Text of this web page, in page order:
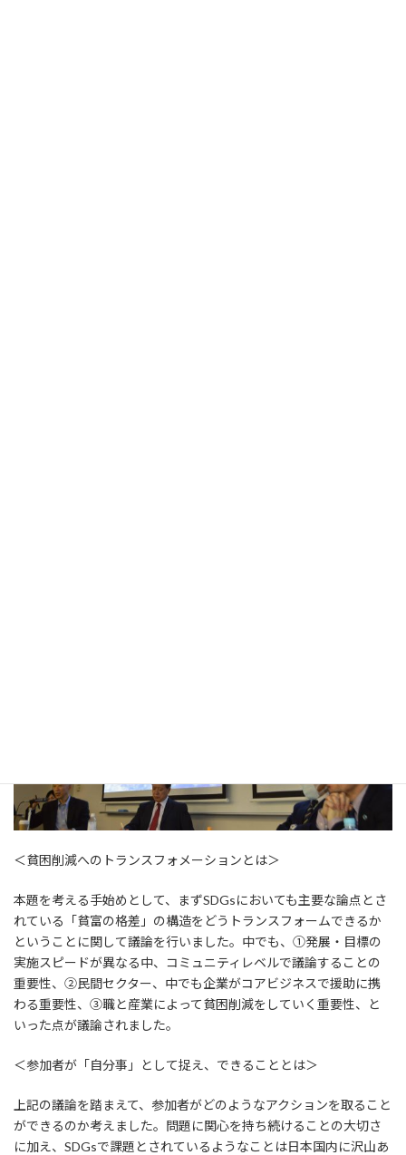
＜貧困削減へのトランスフォメーションとは＞
本題を考える手始めとして、まずSDGsにおいても主要な論点とさ
れている「貧富の格差」の構造をどうトランスフォームできるか
ということに関して議論を行いました。中でも、①発展・目標の
実施スピードが異なる中、コミュニティレベルで議論することの
重要性、②民間セクター、中でも企業がコアビジネスで援助に携
わる重要性、③職と産業によって貧困削減をしていく重要性、と
いった点が議論されました。
＜参加者が「自分事」として捉え、できることとは＞
上記の議論を踏まえて、参加者がどのようなアクションを取ること
ができるのか考えました。問題に関心を持ち続けることの大切さ
に加え、SDGsで課題とされているようなことは日本国内に沢山あ